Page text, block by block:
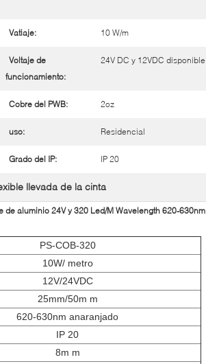
Vatiaje: 10 W/m
Voltaje de
funcionamiento:
24V DC y 12VDC disponible
Cobre del PWB: 2oz
uso: Residencial
Grado del IP: IP 20
llevada de la cinta
aluminio 24V y 320 Led/M Wavelength 620-630nm
PS-COB-320
10W/ metro
12V/24VDC
25mm/50m m
620-630nm anaranjado
IP 20
8m m